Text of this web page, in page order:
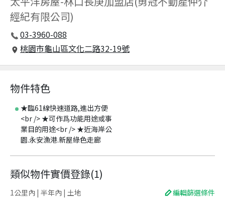
經紀有限公司)
03-3960-088
桃園市龜山區文化二路32-19號
物件特色
★臨61線快速道路,進出方便
<br /> ★可作爲功能用途或事
業目的用途<br /> ★近海岸公
園.永安漁港.新屋綠色走廊
類似物件實價登錄(1)
1公里內 | 半年內 | 土地 編輯篩選條件